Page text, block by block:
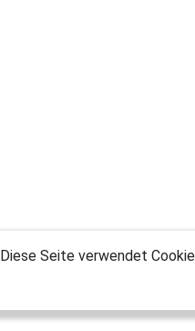
Diese Seite verwendet